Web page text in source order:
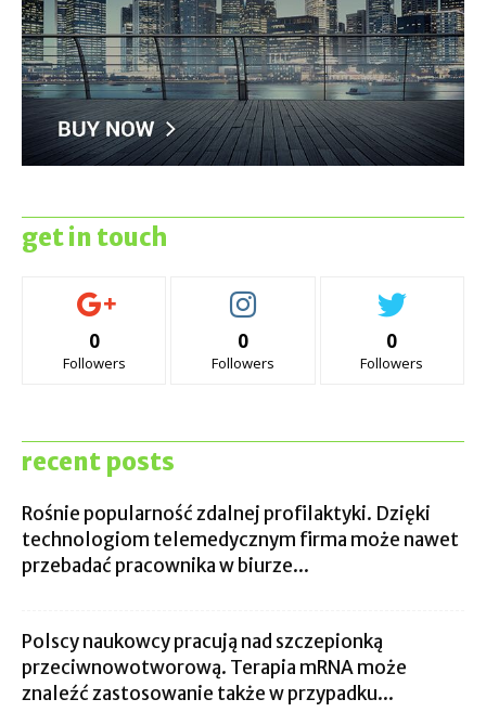
get in touch
0
Followers
0
Followers
0
Followers
recent posts
Rośnie popularność zdalnej profilaktyki. Dzięki
technologiom telemedycznym firma może nawet
przebadać pracownika w biurze...
Polscy naukowcy pracują nad szczepionką
przeciwnowotworową. Terapia mRNA może
znaleźć zastosowanie także w przypadku...